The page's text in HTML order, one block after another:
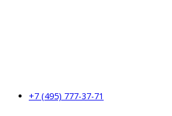
+7 (495) 777-37-71